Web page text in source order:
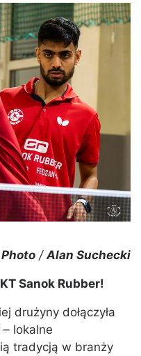
/ Alan Suchecki
Sanok Rubber!
drużyny dołączyła
lokalne
tradycją w branży